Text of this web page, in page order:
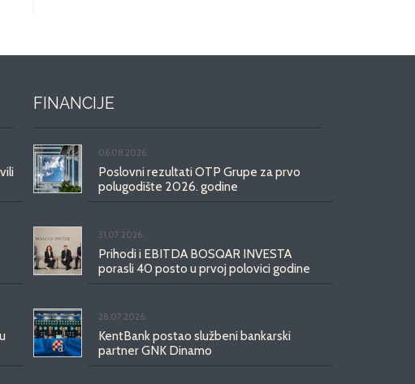
FINANCIJE
06.08.2026.
Poslovni rezultati OTP Grupe za prvo
polugodište 2026. godine
31.07.2026.
Prihodi i EBITDA BOSQAR INVESTA
porasli 40 posto u prvoj polovici godine
28.07.2026.
KentBank postao službeni bankarski
partner GNK Dinamo